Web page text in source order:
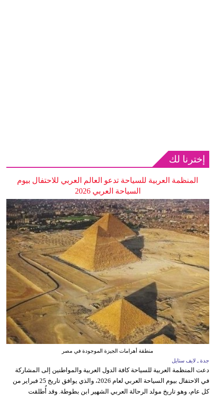
إخترنا لك
المنظمة العربية للسياحة تدعو العالم العربي للاحتفال بيوم
السياحة العربي 2026
منطقة أهرامات الجيزة الموجودة في مصر
جدة ـ لايف ستايل
دعت المنظمة العربية للسياحة كافة الدول العربية والمواطنين إلى المشاركة
في الاحتفال بيوم السياحة العربي لعام 2026، والذي يوافق تاريخ 25 فبراير من
كل عام، وهو تاريخ مولد الرحالة العربي الشهير ابن بطوطة. وقد أُطلقت